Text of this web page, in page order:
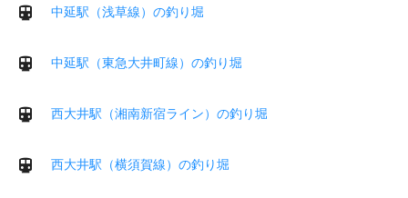
中延駅（浅草線）の釣り堀
中延駅（東急大井町線）の釣り堀
西大井駅（湘南新宿ライン）の釣り堀
西大井駅（横須賀線）の釣り堀